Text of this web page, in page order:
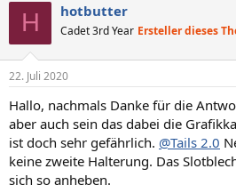
H hotbutter
Cadet 3rd Year Ersteller dieses
22. Juli 2020
Hallo, nachmals Danke für die
aber auch sein das dabei die
ist doch sehr gefährlich. @Tails 2.0
keine zweite Halterung. Das
sich so anheben.